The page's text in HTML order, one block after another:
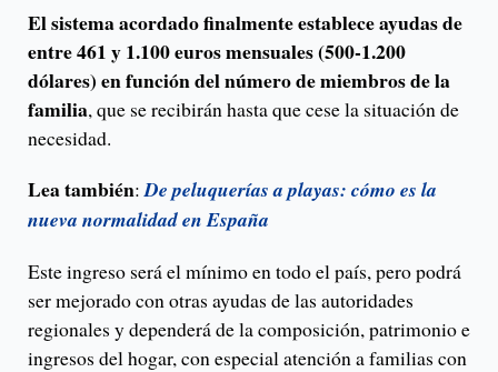
El sistema acordado finalmente establece ayudas de
entre 461 y 1.100 euros mensuales (500-1.200
dólares) en función del número de miembros de la
familia, que se recibirán hasta que cese la situación de
necesidad.
Lea también:De peluquerías a playas: cómo es la
nueva normalidad en España
Este ingreso será el mínimo en todo el país, pero podrá
ser mejorado con otras ayudas de las autoridades
regionales y dependerá de la composición, patrimonio e
ingresos del hogar, con especial atención a familias con